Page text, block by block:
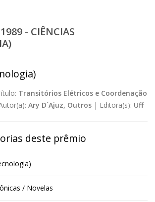
- CIÊNCIAS
Transitórios Elétricos e Coordenação
Ary D´Ajuz, Outros | Editora(s): Uff
deste prêmio
/ Novelas